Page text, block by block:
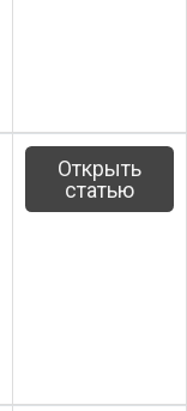
Открыть
статью